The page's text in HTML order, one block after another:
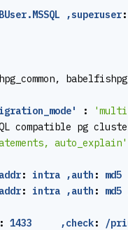
,superuser:
:
compatible pg
auto_explain'
: intra ,auth :
: intra ,auth :
: 1433     ,check: /